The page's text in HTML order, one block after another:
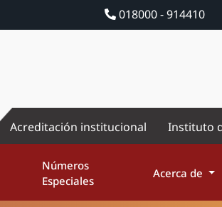
018000 - 914410
Acreditación institucional Instituto
Números
Especiales
Acerca de